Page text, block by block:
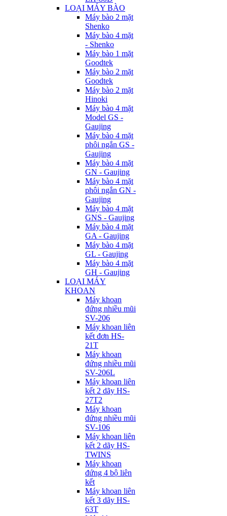
LOẠI MÁY BÀO
Máy bào 2 mặt
Shenko
Máy bào 4 mặt
- Shenko
Máy bào 1 mặt
Goodtek
Máy bào 2 mặt
Goodtek
Máy bào 2 mặt
Hinoki
Máy bào 4 mặt
Model GS -
Gaujing
Máy bào 4 mặt
phôi ngắn GS -
Gaujing
Máy bào 4 mặt
GN - Gaujing
Máy bào 4 mặt
phôi ngắn GN -
Gaujing
Máy bào 4 mặt
GNS - Gaujing
Máy bào 4 mặt
GA - Gaujing
Máy bào 4 mặt
GL - Gaujing
Máy bào 4 mặt
GH - Gaujing
LOẠI MÁY
KHOAN
Máy khoan
đứng nhiều mũi
SV-206
Máy khoan liên
kết đơn HS-
21T
Máy khoan
đứng nhiều mũi
SV-206L
Máy khoan liên
kết 2 dãy HS-
27T2
Máy khoan
đứng nhiều mũi
SV-106
Máy khoan liên
kết 2 dãy HS-
TWINS
Máy khoan
đứng 4 bộ liên
kết
Máy khoan liên
kết 3 dãy HS-
63T